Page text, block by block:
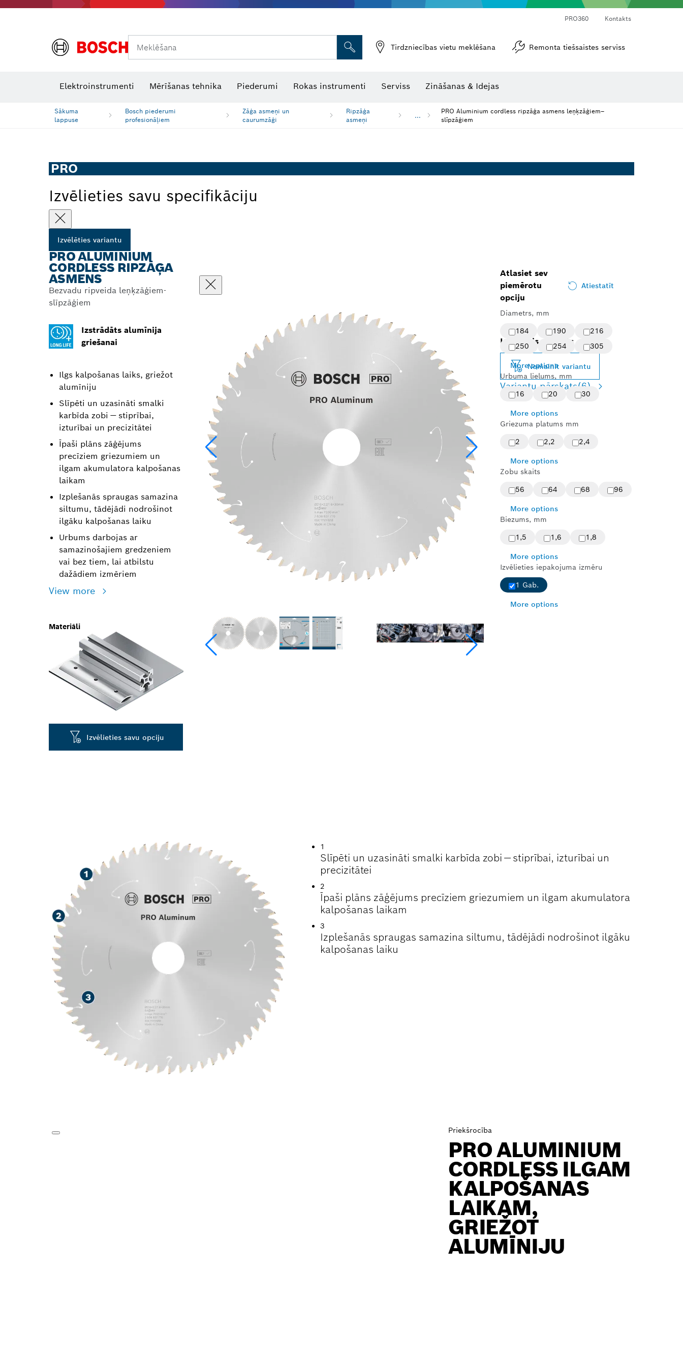
PRO360 Kontakts
Meklēšana Tirdzniecības vietu meklēšana Remonta tiešsaistes serviss
Elektroinstrumenti Mērīšanas tehnika Piederumi Rokas instrumenti Serviss Zināšanas & Idejas
Sākuma
lappuse
Bosch piederumi
profesionāļiem
Zāģa asmeņi un
caurumzāģi
Ripzāģa
asmeņi
...
PRO Aluminium cordless ripzāģa asmens leņķzāģiem–
slīpzāģiem
PRO
Izvēlieties savu specifikāciju
Izvēlēties variantu
PRO ALUMINIUM
CORDLESS RIPZĀĢA
ASMENS
Bezvadu ripveida leņķzāģiem-
slīpzāģiem
Izstrādāts alumīnija
griešanai
Ilgs kalpošanas laiks, griežot
alumīniju
Slīpēti un uzasināti smalki
karbīda zobi — stiprībai,
izturībai un precizitātei
Īpaši plāns zāģējums
precīziem griezumiem un
ilgam akumulatora kalpošanas
laikam
Izplešanās spraugas samazina
siltumu, tādējādi nodrošinot
ilgāku kalpošanas laiku
Urbums darbojas ar
samazinošajiem gredzeniem
vai bez tiem, lai atbilstu
dažādiem izmēriem
View more
Materiāli
Izvēlieties savu opciju
Atlasiet sev
piemērotu
opciju
Atiestatīt
Diametrs, mm
184
190
216
250
254 305
More options
Urbuma lielums, mm
16
20 30
More options
Griezuma platums mm
2
2,2 2,4
More options
Zobu skaits
56
64 68 96
More options
Biezums, mm
1,5
1,6 1,8
More options
Izvēlieties iepakojuma izmēru
1 Gab.
More options
Izvēlētais variants
Nomainīt variantu
Variantu pārskats(6)
1
Slīpēti un uzasināti smalki karbīda zobi — stiprībai, izturībai un
precizitātei
2
Īpaši plāns zāģējums precīziem griezumiem un ilgam akumulatora
kalpošanas laikam
3
Izplešanās spraugas samazina siltumu, tādējādi nodrošinot ilgāku
kalpošanas laiku
Priekšrocība
PRO ALUMINIUM
CORDLESS ILGAM
KALPOŠANAS
LAIKAM,
GRIEŽOT
ALUMĪNIJU